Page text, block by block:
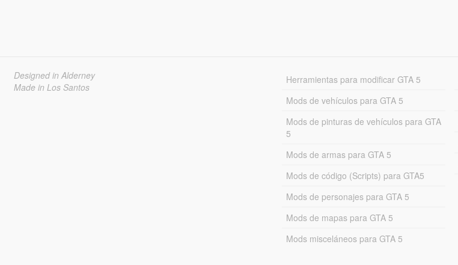
Designed in Alderney
Made in Los Santos
Herramientas para modificar GTA 5
Mods de vehículos para GTA 5
Mods de pinturas de vehículos para GTA
5
Mods de armas para GTA 5
Mods de código (Scripts) para GTA5
Mods de personajes para GTA 5
Mods de mapas para GTA 5
Mods misceláneos para GTA 5